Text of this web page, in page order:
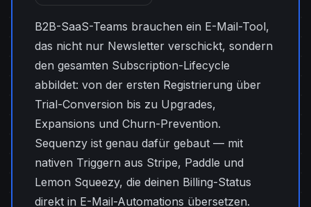
B2B-SaaS-Teams brauchen ein E-Mail-Tool,
das nicht nur Newsletter verschickt, sondern
den gesamten Subscription-Lifecycle
abbildet: von der ersten Registrierung über
Trial-Conversion bis zu Upgrades,
Expansions und Churn-Prevention.
Sequenzy ist genau dafür gebaut — mit
nativen Triggern aus Stripe, Paddle und
Lemon Squeezy, die deinen Billing-Status
direkt in E-Mail-Automations übersetzen.